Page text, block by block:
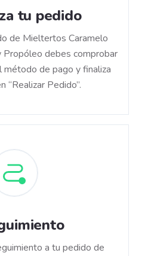
tu pedido
de Mieltertos Caramelo
Propóleo debes comprobar
método de pago y finaliza
“Realizar Pedido”.
a tu pedido de